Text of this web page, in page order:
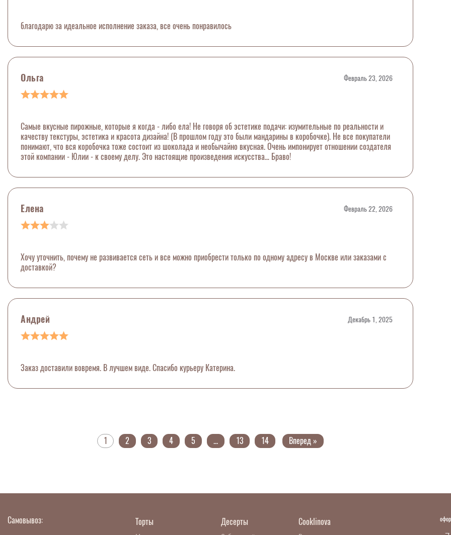
благодарю за идеальное исполнение заказа, все очень понравилось
Ольга Февраль 23, 2026
Самые вкусные пирожные, которые я когда - либо ела! Не говоря об эстетике подачи: изумительные по реальности и
качеству текстуры, эстетика и красота дизайна! (В прошлом году это были мандарины в коробочке). Не все покупатели
понимают, что вся коробочка тоже состоит из шоколада и необычайно вкусная. Очень импонирует отношении создателя
этой компании - Юлии - к своему делу. Это настоящие произведения искусства… Браво!
Елена Февраль 22, 2026
Хочу уточнить, почему не развивается сеть и все можно приобрести только по одному адресу в Москве или заказами с
доставкой?
Андрей Декабрь 1, 2025
Заказ доставили вовремя. В лучшем виде. Спасибо курьеру Катерина.
1 2 3 4 5 ... 13 14 Вперед »
Самовывоз:
Торты
Десерты
Cooklinova